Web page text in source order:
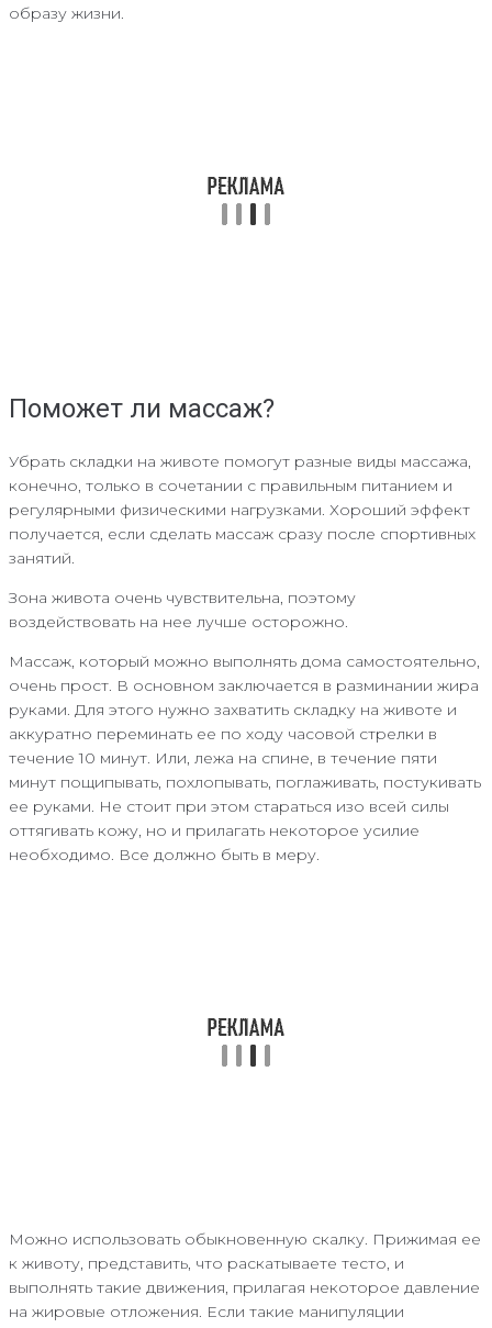
образу жизни.
Поможет ли массаж?
Убрать складки на животе помогут разные виды массажа,
конечно, только в сочетании с правильным питанием и
регулярными физическими нагрузками. Хороший эффект
получается, если сделать массаж сразу после спортивных
занятий.
Зона живота очень чувствительна, поэтому
воздействовать на нее лучше осторожно.
Массаж, который можно выполнять дома самостоятельно,
очень прост. В основном заключается в разминании жира
руками. Для этого нужно захватить складку на животе и
аккуратно переминать ее по ходу часовой стрелки в
течение 10 минут. Или, лежа на спине, в течение пяти
минут пощипывать, похлопывать, поглаживать, постукивать
ее руками. Не стоит при этом стараться изо всей силы
оттягивать кожу, но и прилагать некоторое усилие
необходимо. Все должно быть в меру.
Можно использовать обыкновенную скалку. Прижимая ее
к животу, представить, что раскатываете тесто, и
выполнять такие движения, прилагая некоторое давление
на жировые отложения. Если такие манипуляции